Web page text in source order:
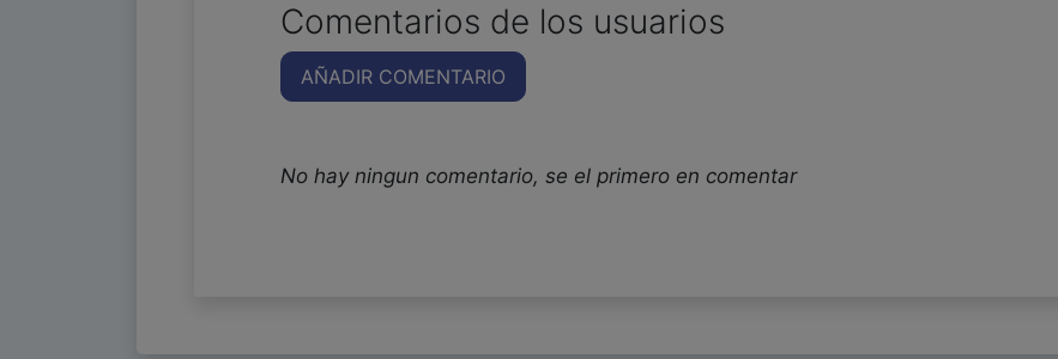
Comentarios de los usuarios
AÑADIR COMENTARIO
No hay ningun comentario, se el primero en comentar